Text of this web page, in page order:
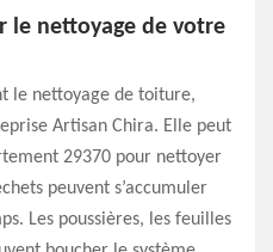
le nettoyage de votre
le nettoyage de toiture,
Artisan Chira. Elle peut
29370 pour nettoyer
peuvent s’accumuler
Les poussières, les feuilles